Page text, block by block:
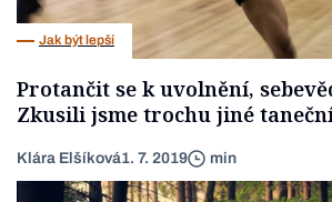
Jak být lepší
Protančit se k uvolnění,
Zkusili jsme trochu jiné
Klára Elšíková1. 7. 2019 min